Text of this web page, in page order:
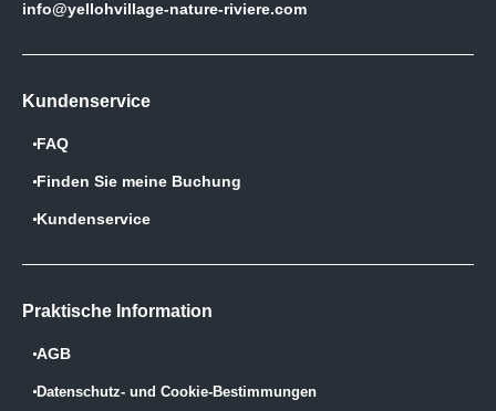
info@yellohvillage-nature-riviere.com
Kundenservice
FAQ
Finden Sie meine Buchung
Kundenservice
Praktische Information
AGB
Datenschutz- und Cookie-Bestimmungen